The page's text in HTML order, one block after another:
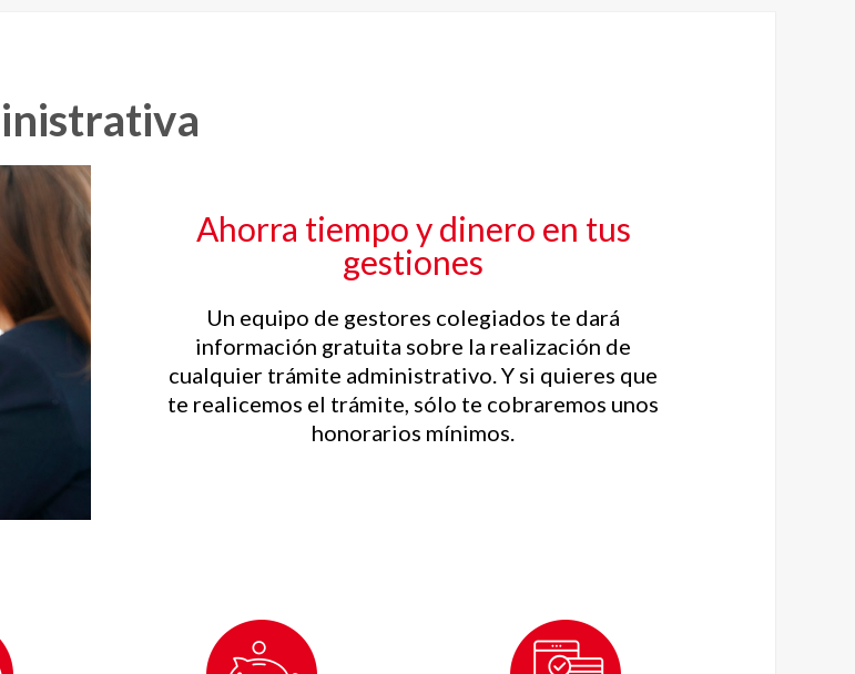
Ahorra tiempo y dinero en tus
gestiones
Un equipo de gestores colegiados te dará
información gratuita sobre la realización de
cualquier trámite administrativo. Y si quieres que
te realicemos el trámite, sólo te cobraremos unos
honorarios mínimos.